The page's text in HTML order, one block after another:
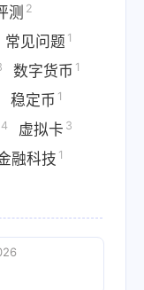
测 2
常见问题 1
数字货币 1
稳定币 1
虚拟卡 3
融科技 1